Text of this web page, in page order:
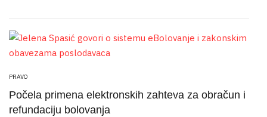
PRAVO
Počela primena elektronskih zahteva za obračun i
refundaciju bolovanja